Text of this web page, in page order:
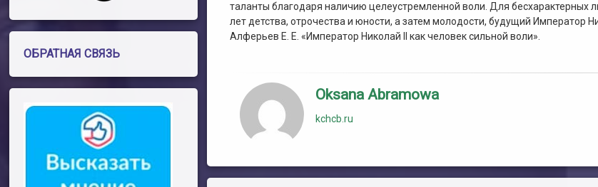
таланты благодаря наличию целеустремленной воли. Для
лет детства, отрочества и юности, а затем молодости, будущий Император
Алферьев Е. Е. «Император Николай II как человек сильной воли».
Oksana Abramowa
kchcb.ru
ОБРАТНАЯ СВЯЗЬ